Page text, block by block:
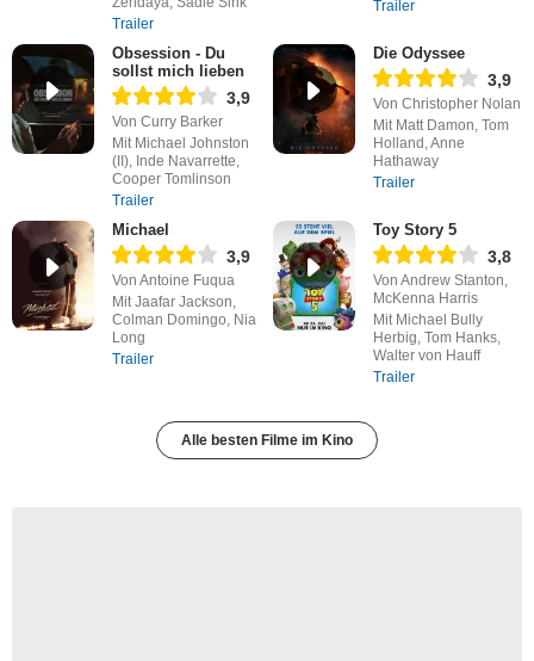
Trailer
Trailer
Obsession - Du
sollst mich lieben
3,9
Von Curry Barker
Mit Michael Johnston
(II), Inde Navarrette,
Cooper Tomlinson
Trailer
Die Odyssee
3,9
Von Christopher Nolan
Mit Matt Damon, Tom
Holland, Anne
Hathaway
Trailer
Michael
3,9
Von Antoine Fuqua
Mit Jaafar Jackson,
Colman Domingo, Nia
Long
Trailer
Toy Story 5
3,8
Von Andrew Stanton,
McKenna Harris
Mit Michael Bully
Herbig, Tom Hanks,
Walter von Hauff
Trailer
Alle besten Filme im Kino